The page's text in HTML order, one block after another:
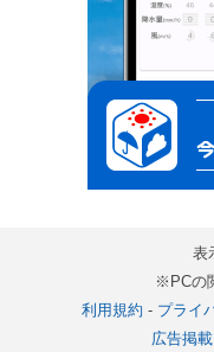
表
※PCの
利用規約 - プライ
広告掲載